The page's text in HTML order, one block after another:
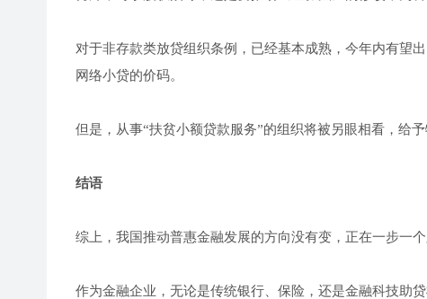
对于非存款类放贷组织条例，已经基本成熟，今年内有望
网络小贷的价码。
但是，从事“扶贫小额贷款服务”的组织将被另眼相看，给
结语
综上，我国推动普惠金融发展的方向没有变，正在一步一个
作为金融企业，无论是传统银行、保险，还是金融科技助